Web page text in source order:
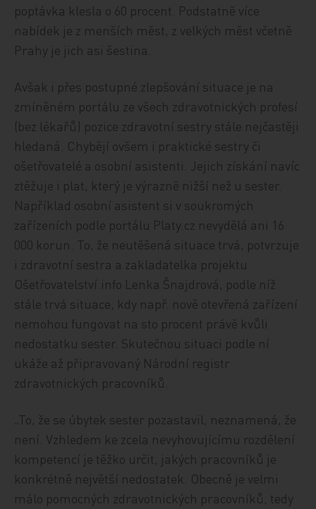
poptávka klesla o 60 procent. Podstatně více
nabídek je z menších měst, z velkých měst včetně
Prahy je jich asi šestina.
Avšak i přes postupné zlepšování situace je na
zmíněném portálu ze všech zdravotnických profesí
(bez lékařů) pozice zdravotní sestry stále nejčastěji
hledaná. Chybějí ovšem i praktické sestry či
ošetřovatelé a osobní asistenti. Jejich získání navíc
ztěžuje i plat, který je výrazně nižší než u sester.
Například osobní asistent si v soukromých
zařízeních podle portálu Platy.cz nevydělá ani 16
000 korun. To, že neutěšená situace trvá, potvrzuje
i zdravotní sestra a zakladatelka projektu
Ošetřovatelství.info Lenka Šnajdrová, podle níž
stále trvá situace, kdy např. nově otevřená zařízení
nemohou fungovat na sto procent právě kvůli
nedostatku sester. Skutečnou situaci podle ní
ukáže až připravovaný Národní registr
zdravotnických pracovníků.
„To, že se úbytek sester pozastavil, neznamená, že
není. Vzhledem ke zcela nevyhovujícímu rozdělení
kompetencí je těžko určit, jakých pracovníků je
konkrétně největší nedostatek. Obecně je velmi
málo pomocných zdravotnických pracovníků, tedy